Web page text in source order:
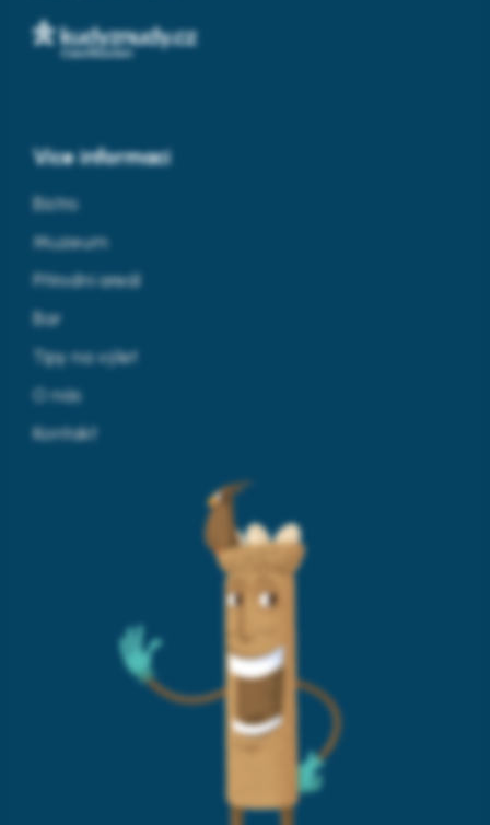
Více informací
Bistro
Muzeum
Přírodní areál
Bar
Tipy na výlet
O nás
Kontakt